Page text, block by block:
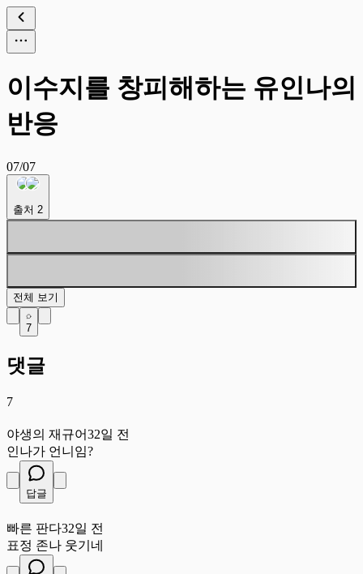
이수지를 창피해하는 유인나의
반응
07/07
출처 2
전체 보기
7
댓글
7
야생의 재규어32일 전
인나가 언니임?
답글
빠른 판다32일 전
표정 존나 웃기네